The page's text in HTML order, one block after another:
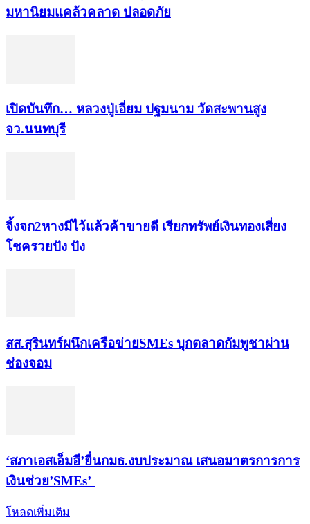
มหา​นิยม​แคล้วคลาด​ ปลอดภัย​
เปิดบันทึก… หลวงปู่เอี่ยม ​ปฐม​นาม​ วัดสะพานสูง​
จว.นนทบุรี
จิ้งจก​2​หาง​มีไว้แล้ว​ค้าขาย​ดี​ เรียก​ทรัพย์เงินทอง​เสี่ยง
โชค​รวยปัง​ ปัง​
สส.สุรินทร์ผนึกเครือข่ายSMEs บุกตลาดกัมพูชาผ่าน
ช่องจอม
‘สภาเอสเอ็มอี’ยื่นกมธ.งบประมาณ เสนอมาตรการการ
เงินช่วย’SMEs’
โหลดเพิ่มเติม